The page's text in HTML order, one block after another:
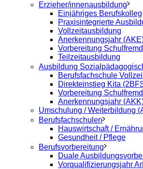
Erzieher/innenausbildung
Einjähriges Berufskolleg
Praxisintegrierte
Vollzeitausbildung
Anerkennungsjahr
Vorbereitung
Teilzeitausbildung
Ausbildung
Berufsfachschule
Direkteinstieg Kita
Vorbereitung
Anerkennungsjahr
Umschulung / Weiterbildung
Berufsfachschulen
Hauswirtschaft /
Gesundheit / Pflege
Berufsvorbereitung
Duale
Vorqualifizierungsjahr